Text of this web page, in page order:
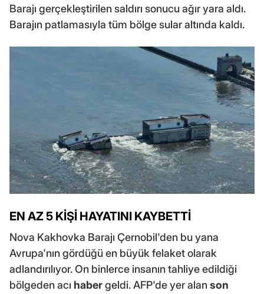
Barajı gerçekleştirilen saldırı sonucu ağır yara aldı.
Barajın patlamasıyla tüm bölge sular altında kaldı.
EN AZ 5 KİŞİ HAYATINI KAYBETTİ
Nova Kakhovka Barajı Çernobil'den bu yana
Avrupa'nın gördüğü en büyük felaket olarak
adlandırılıyor. On binlerce insanın tahliye edildiği
bölgeden acı habergeldi. AFP'de yer alanson